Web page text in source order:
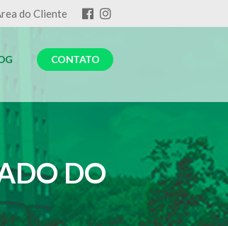
do Cliente
CONTATO
DO